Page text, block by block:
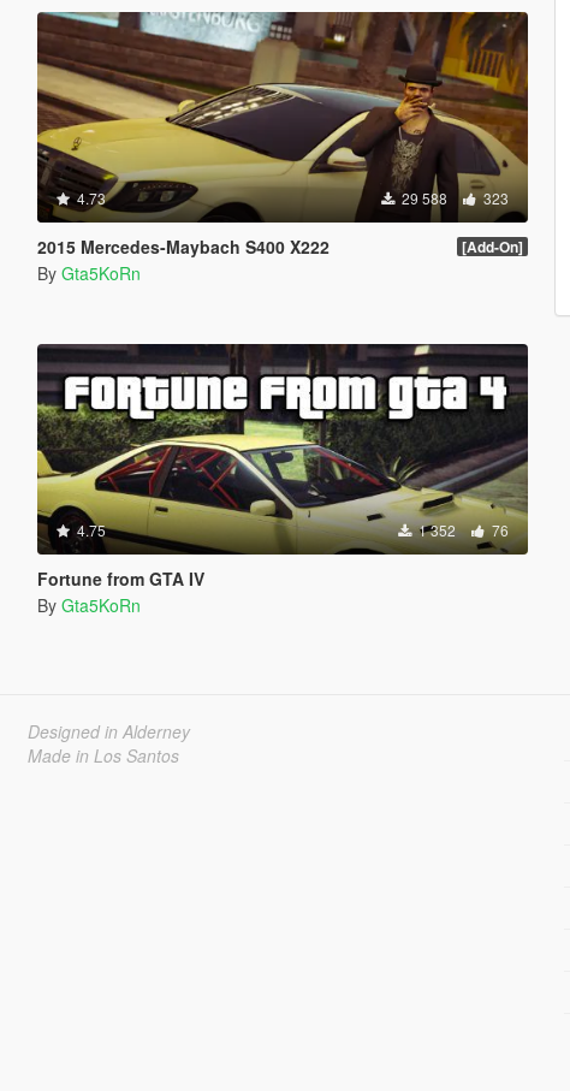
4.73 29 588 323
2015 Mercedes-Maybach S400 X222 [Add-On]
By Gta5KoRn
4.75 1 352 76
Fortune from GTA IV
By Gta5KoRn
Designed in Alderney
Made in Los Santos